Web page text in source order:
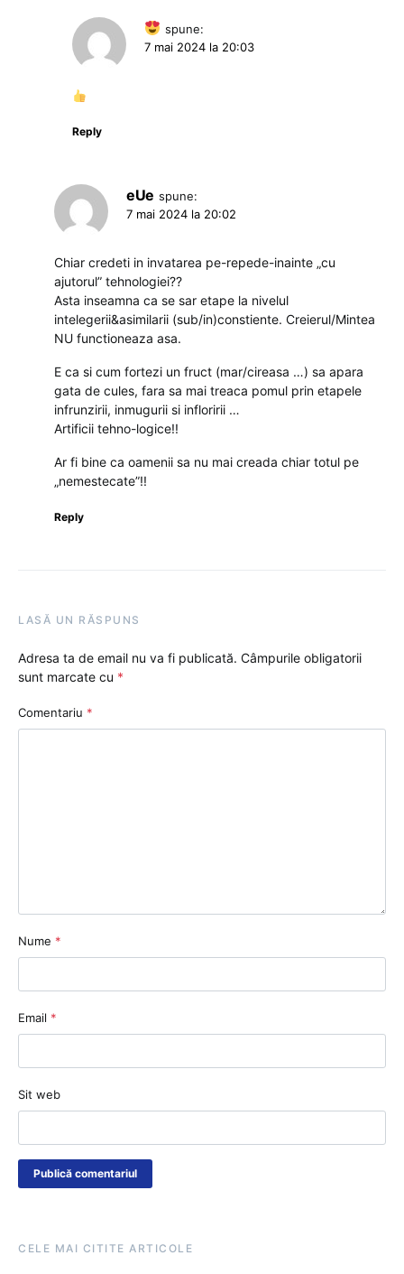
spune:
7 mai 2024 la 20:03
Reply
eUe spune:
7 mai 2024 la 20:02
Chiar credeti in invatarea pe-repede-inainte „cu
ajutorul” tehnologiei??
Asta inseamna ca se sar etape la nivelul
intelegerii&asimilarii (sub/in)constiente. Creierul/Mintea
NU functioneaza asa.
E ca si cum fortezi un fruct (mar/cireasa …) sa apara
gata de cules, fara sa mai treaca pomul prin etapele
infrunzirii, inmugurii si infloririi …
Artificii tehno-logice!!
Ar fi bine ca oamenii sa nu mai creada chiar totul pe
„nemestecate”!!
Reply
LASĂ UN RĂSPUNS
Adresa ta de email nu va fi publicată. Câmpurile obligatorii
sunt marcate cu *
Comentariu *
Nume *
Email *
Sit web
CELE MAI CITITE ARTICOLE